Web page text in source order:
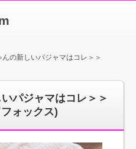
んの新しいパジャマはコレ＞＞
パジャマはコレ＞＞
ォックス)